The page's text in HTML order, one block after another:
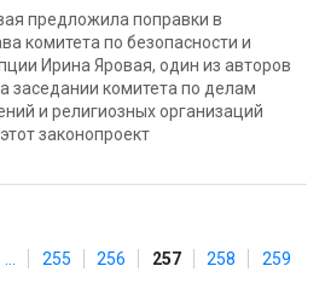
предложила поправки в
комитета по безопасности и
Ирина Яровая, один из авторов
заседании комитета по делам
и религиозных организаций
законопроект
255 256 257 258
259